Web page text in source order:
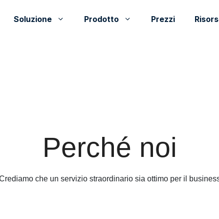
Soluzione Prodotto Prezzi
Perché noi
che un servizio straordinario sia ottimo per il